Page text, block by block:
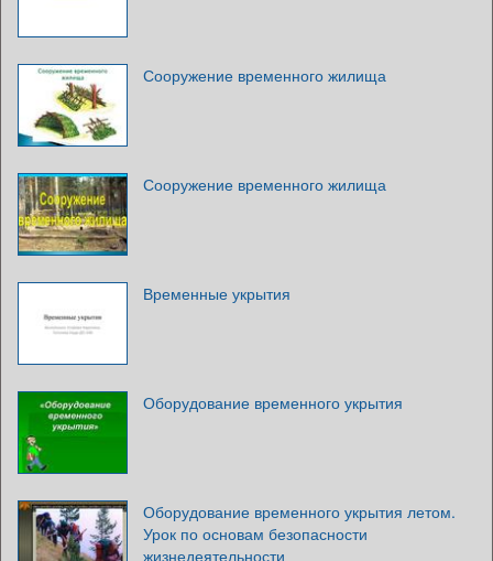
Сооружение временного жилища
Сооружение временного жилища
Временные укрытия
Оборудование временного укрытия
Оборудование временного укрытия летом.
Урок по основам безопасности
жизнедеятельности